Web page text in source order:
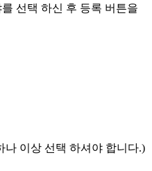
선택 하신 후 등록 버튼을
나 이상 선택 하셔야 합니다.)